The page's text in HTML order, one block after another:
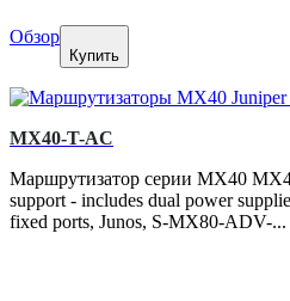
Обзор
Купить
MX40-T-AC
Маршрутизатор серии MX40
support - includes dual power
fixed ports, Junos, S-MX80-ADV-...